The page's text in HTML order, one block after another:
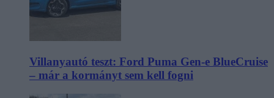
Villanyautó teszt: Ford Puma Gen-e BlueCruise
– már a kormányt sem kell fogni